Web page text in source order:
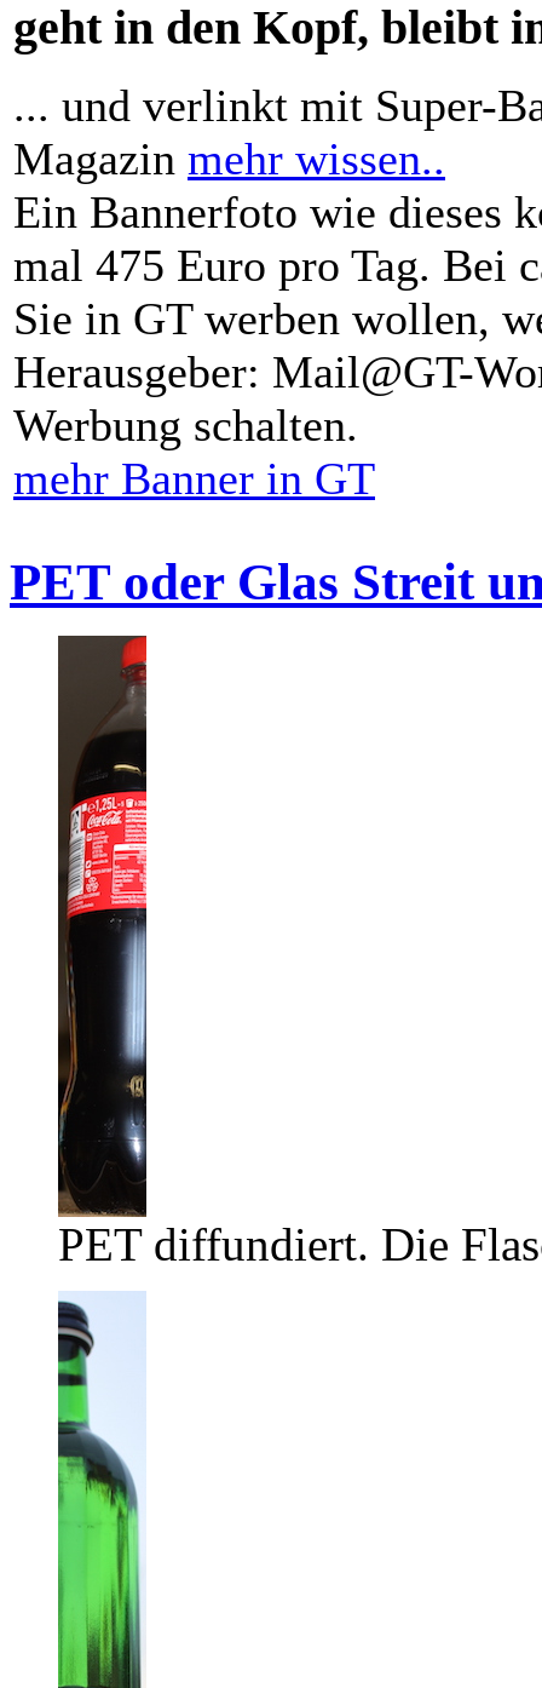
geht in den Kopf, bleibt
... und verlinkt mit Super-
Magazin mehr wissen..
Ein Bannerfoto wie dieses
mal 475 Euro pro Tag. Bei
Sie in GT werben wollen,
Herausgeber: Mail@GT-
Werbung schalten.
mehr Banner in GT
PET oder Glas Streit
PET diffundiert. Die